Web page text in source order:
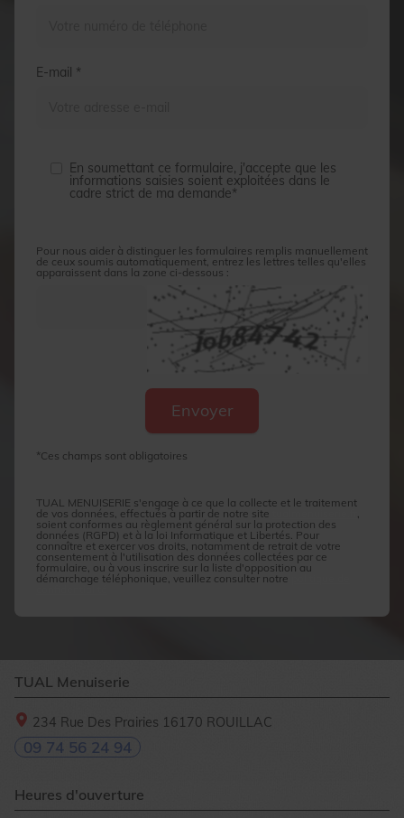
E-mail *
En soumettant ce formulaire, j'accepte que les
informations saisies soient exploitées dans le
cadre strict de ma demande*
Pour nous aider à distinguer les formulaires remplis manuellement
de ceux soumis automatiquement, entrez les lettres telles qu'elles
apparaissent dans la zone ci-dessous :
*Ces champs sont obligatoires
TUAL MENUISERIE s'engage à ce que la collecte et le traitement
de vos données, effectués à partir de notre site
,
soient conformes au règlement général sur la protection des
données (RGPD) et à la loi Informatique et Libertés. Pour
connaître et exercer vos droits, notamment de retrait de votre
consentement à l'utilisation des données collectées par ce
formulaire, ou à vous inscrire sur la liste d'opposition au
démarchage téléphonique, veuillez consulter notre
confidentialité
TUAL Menuiserie
234 Rue Des Prairies 16170 ROUILLAC
09 74 56 24 94
Heures d'ouverture